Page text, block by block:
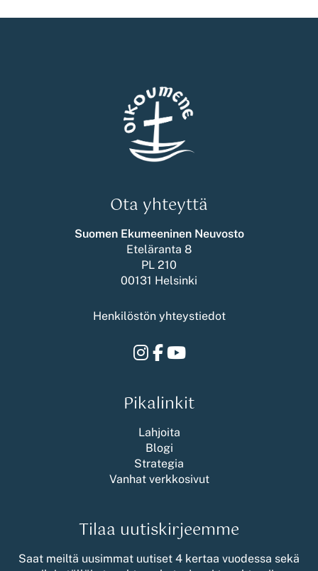
Ota yhteyttä
Suomen Ekumeeninen Neuvosto
Eteläranta 8
PL 210
00131 Helsinki
Henkilöstön yhteystiedot
Instagram
Facebook
Youtube
Pikalinkit
Lahjoita
Blogi
Strategia
Vanhat verkkosivut
Tilaa uutiskirjeemme
Saat meiltä uusimmat uutiset 4 kertaa vuodessa sekä